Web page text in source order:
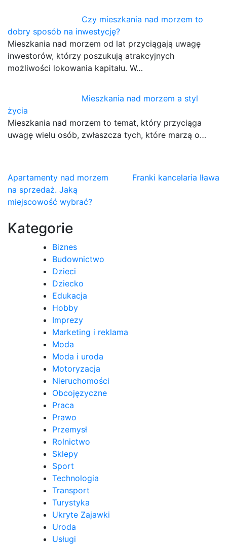
Czy mieszkania nad morzem to
dobry sposób na inwestycję?
Mieszkania nad morzem od lat przyciągają uwagę
inwestorów, którzy poszukują atrakcyjnych
możliwości lokowania kapitału. W…
Mieszkania nad morzem a styl
życia
Mieszkania nad morzem to temat, który przyciąga
uwagę wielu osób, zwłaszcza tych, które marzą o…
Nawigacja
wpisu
Apartamenty nad morzem
na sprzedaż. Jaką
miejscowość wybrać?
Franki kancelaria Iława
Kategorie
Biznes
Budownictwo
Dzieci
Dziecko
Edukacja
Hobby
Imprezy
Marketing i reklama
Moda
Moda i uroda
Motoryzacja
Nieruchomości
Obcojęzyczne
Praca
Prawo
Przemysł
Rolnictwo
Sklepy
Sport
Technologia
Transport
Turystyka
Ukryte Zajawki
Uroda
Usługi